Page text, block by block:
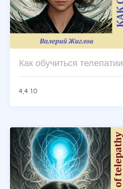
Как обучиться телепатии
4,4 10